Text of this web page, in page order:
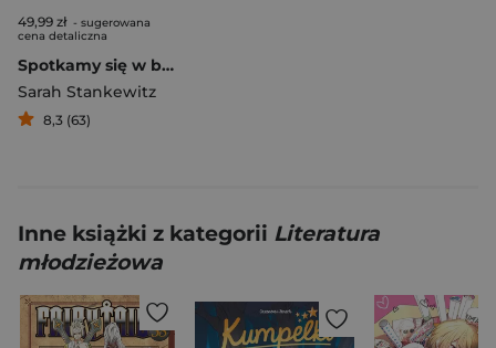
49,99 zł - sugerowana
cena detaliczna
Spotkamy się w blasku słońca
Sarah Stankewitz
8,3 (63)
Inne książki z kategorii Literatura
młodzieżowa